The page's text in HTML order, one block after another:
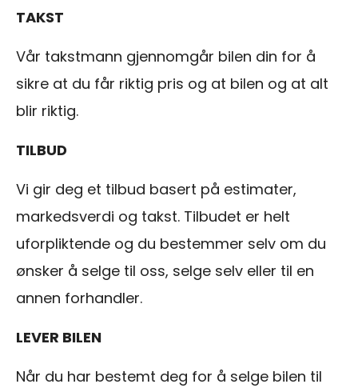
TAKST
Vår takstmann gjennomgår bilen din for å
sikre at du får riktig pris og at bilen og at alt
blir riktig.
TILBUD
Vi gir deg et tilbud basert på estimater,
markedsverdi og takst. Tilbudet er helt
uforpliktende og du bestemmer selv om du
ønsker å selge til oss, selge selv eller til en
annen forhandler.
LEVER BILEN
Når du har bestemt deg for å selge bilen til